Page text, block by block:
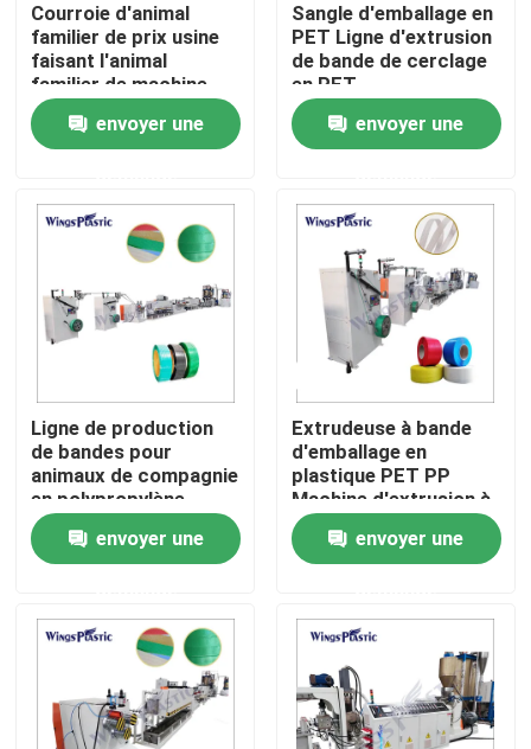
Produits
Au sujet de nous
Contrôle de qualité
Contactez-nous
Machine en plastique d'extrudeuse de tuyau
Ligne en plastique d'extrusion de tuyau
Machine en plastique d'extrudeuse de tube
Machine d'extrudeuse de tuyau de HDPE
Machine d'extrudeuse de tuyau de PVC
Courroie d'animal
familier de prix usine
faisant l'animal
familier de machine
attachant la machine
d'extrusion de bande
envoyer une
Sangle d'emballage en
PET Ligne d'extrusion
de bande de cerclage
en PET
envoyer une
Ligne de production
de bandes pour
animaux de compagnie
en polypropylène
envoyer une
Extrudeuse à bande
d'emballage en
plastique PET PP
Machine d'extrusion à
bande de bande
d'emballageenvoyer une